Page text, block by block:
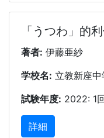
「うつわ」的
著者: 伊藤亜紗
学校名: 立教新座中
試験年度: 2022: 1
詳細